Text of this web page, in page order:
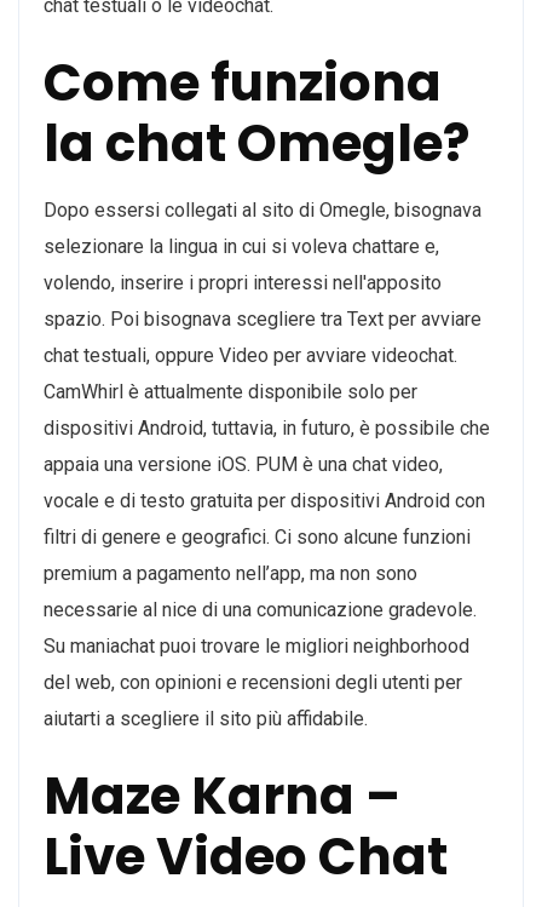
chat testuali o le videochat.
Come funziona
la chat Omegle?
Dopo essersi collegati al sito di Omegle, bisognava
selezionare la lingua in cui si voleva chattare e,
volendo, inserire i propri interessi nell'apposito
spazio. Poi bisognava scegliere tra Text per avviare
chat testuali, oppure Video per avviare videochat.
CamWhirl è attualmente disponibile solo per
dispositivi Android, tuttavia, in futuro, è possibile che
appaia una versione iOS. PUM è una chat video,
vocale e di testo gratuita per dispositivi Android con
filtri di genere e geografici. Ci sono alcune funzioni
premium a pagamento nell’app, ma non sono
necessarie al nice di una comunicazione gradevole.
Su maniachat puoi trovare le migliori neighborhood
del web, con opinioni e recensioni degli utenti per
aiutarti a scegliere il sito più affidabile.
Maze Karna –
Live Video Chat